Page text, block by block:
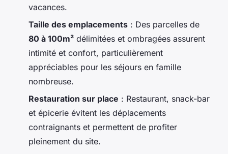
vacances.
Taille des emplacements : Des parcelles de
80 à 100m² délimitées et ombragées assurent
intimité et confort, particulièrement
appréciables pour les séjours en famille
nombreuse.
Restauration sur place : Restaurant, snack-bar
et épicerie évitent les déplacements
contraignants et permettent de profiter
pleinement du site.